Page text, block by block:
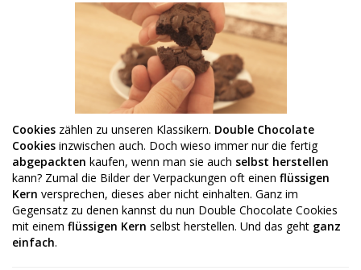
Cookies zählen zu unseren Klassikern. Double Chocolate
Cookies inzwischen auch. Doch wieso immer nur die fertig
abgepackten kaufen, wenn man sie auch selbst herstellen
kann? Zumal die Bilder der Verpackungen oft einen flüssigen
Kern versprechen, dieses aber nicht einhalten. Ganz im
Gegensatz zu denen kannst du nun Double Chocolate Cookies
mit einem flüssigen Kern selbst herstellen. Und das geht ganz
einfach.